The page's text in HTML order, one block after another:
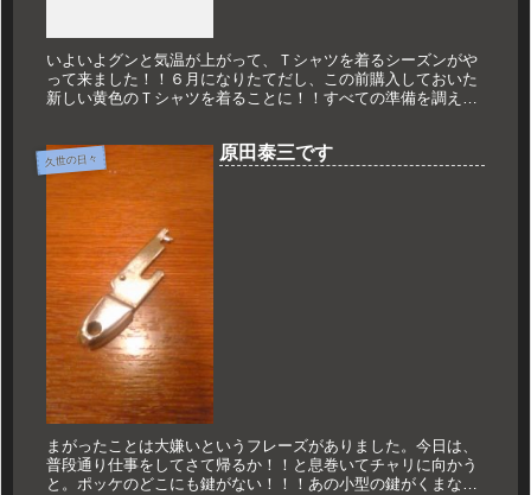
いよいよグンと気温が上がって、Ｔシャツを着るシーズンがや
って来ました！！６月になりたてだし、この前購入しておいた
新しい黄色のＴシャツを着ることに！！すべての準備を調え、
久世の日々 原田泰三です
まがったことは大嫌いというフレーズがありました。今日は、
普段通り仕事をしてさて帰るか！！と息巻いてチャリに向かう
と。ポッケのどこにも鍵がない！！！あの小型の鍵がくまなく